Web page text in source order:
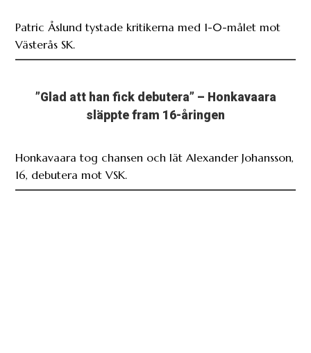
Patric Åslund tystade kritikerna med 1-0-målet mot
Västerås SK.
”Glad att han fick debutera” – Honkavaara
släppte fram 16-åringen
Honkavaara tog chansen och lät Alexander Johansson,
16, debutera mot VSK.